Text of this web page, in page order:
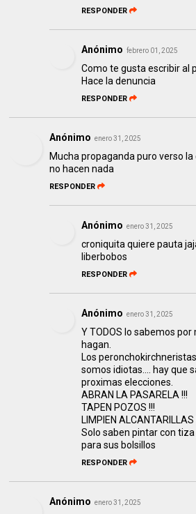
RESPONDER
Anónimo febrero 01, 2025
Como te gusta escribir al
Hace la denuncia
RESPONDER
Anónimo enero 31, 2025
Mucha propaganda puro verso
no hacen nada
RESPONDER
Anónimo enero 31, 2025
croniquita quiere pauta
liberbobos
RESPONDER
Anónimo enero 31, 2025
Y TODOS lo sabemos
hagan.
Los
somos idiotas.... hay que
proximas elecciones.
ABRAN LA PASARELA !!!
TAPEN POZOS !!!
LIMPIEN ALCANTARILLAS
Solo saben pintar con
para sus bolsillos
RESPONDER
Anónimo enero 31, 2025